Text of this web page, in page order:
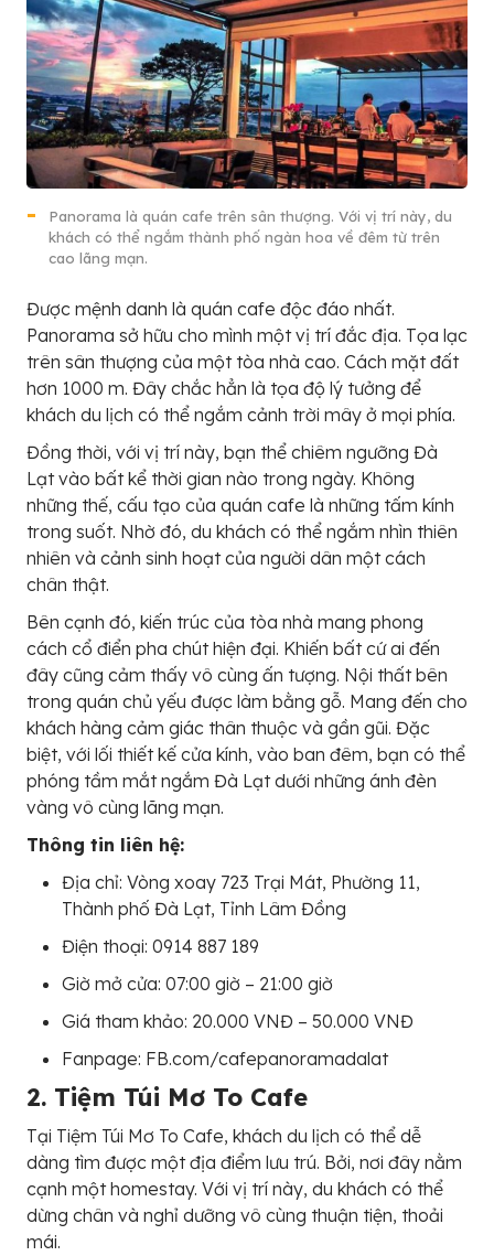
Panorama là quán cafe trên sân thượng. Với vị trí này, du
khách có thể ngắm thành phố ngàn hoa về đêm từ trên
cao lãng mạn.
Được mệnh danh là quán cafe độc đáo nhất.
Panorama sở hữu cho mình một vị trí đắc địa. Tọa lạc
trên sân thượng của một tòa nhà cao. Cách mặt đất
hơn 1000 m. Đây chắc hẳn là tọa độ lý tưởng để
khách du lịch có thể ngắm cảnh trời mây ở mọi phía.
Đồng thời, với vị trí này, bạn thể chiêm ngưỡng Đà
Lạt vào bất kể thời gian nào trong ngày. Không
những thế, cấu tạo của quán cafe là những tấm kính
trong suốt. Nhờ đó, du khách có thể ngắm nhìn thiên
nhiên và cảnh sinh hoạt của người dân một cách
chân thật.
Bên cạnh đó, kiến trúc của tòa nhà mang phong
cách cổ điển pha chút hiện đại. Khiến bất cứ ai đến
đây cũng cảm thấy vô cùng ấn tượng. Nội thất bên
trong quán chủ yếu được làm bằng gỗ. Mang đến cho
khách hàng cảm giác thân thuộc và gần gũi. Đặc
biệt, với lối thiết kế cửa kính, vào ban đêm, bạn có thể
phóng tầm mắt ngắm Đà Lạt dưới những ánh đèn
vàng vô cùng lãng mạn.
Thông tin liên hệ:
Địa chỉ: Vòng xoay 723 Trại Mát, Phường 11,
Thành phố Đà Lạt, Tỉnh Lâm Đồng
Điện thoại: 0914 887 189
Giờ mở cửa: 07:00 giờ – 21:00 giờ
Giá tham khảo: 20.000 VNĐ – 50.000 VNĐ
Fanpage: FB.com/cafepanoramadalat
2. Tiệm Túi Mơ To Cafe
Tại Tiệm Túi Mơ To Cafe, khách du lịch có thể dễ
dàng tìm được một địa điểm lưu trú. Bởi, nơi đây nằm
cạnh một homestay. Với vị trí này, du khách có thể
dừng chân và nghỉ dưỡng vô cùng thuận tiện, thoải
mái.